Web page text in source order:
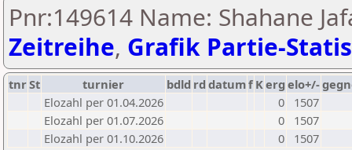
Pnr:149614 Name: Shahane
Zeitreihe, Grafik Partie-
tnrSt turnier bdld rd datumf Kerg elo+/-
Elozahl per 01.04.2026
0
1507
Elozahl per 01.07.2026
0
1507
Elozahl per 01.10.2026
0 1507